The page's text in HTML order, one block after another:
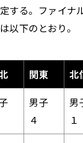
する。ファイナ
以下のとおり。
関東 北
男子
４
男
１